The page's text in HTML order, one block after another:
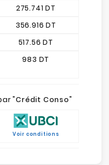
275.741 DT
356.916 DT
517.56 DT
983 DT
"Crédit Conso"
Voir conditions